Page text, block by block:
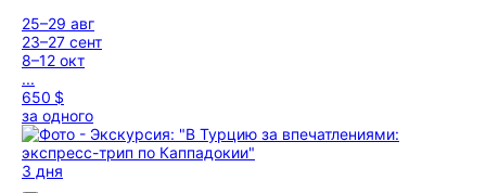
25–29 авг
23–27 сент
8–12 окт
...
650 $
за одного
3 дня